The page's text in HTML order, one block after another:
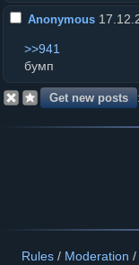
Anonymous
>>941
бумп
Rules/ Moderation /